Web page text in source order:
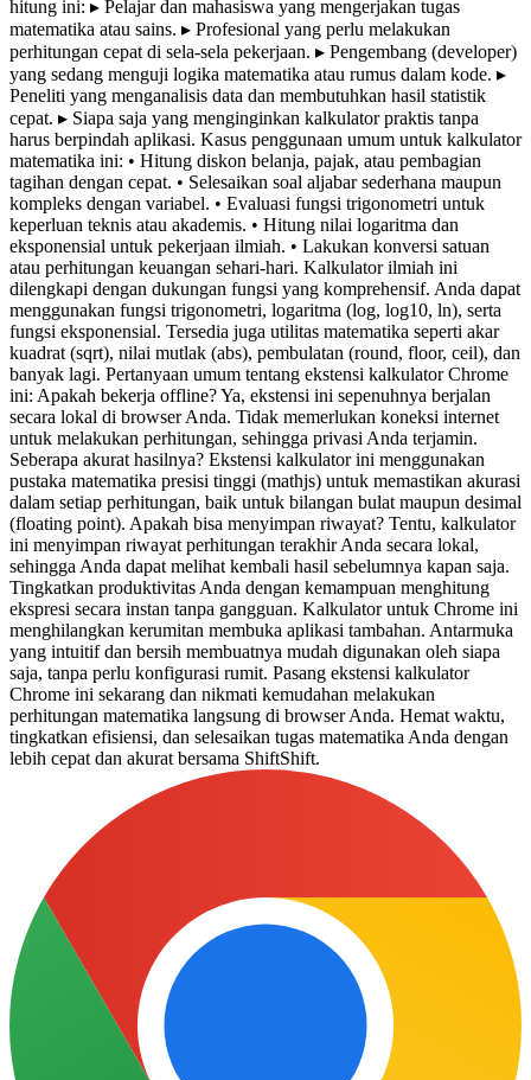
hitung ini: ▸ Pelajar dan mahasiswa yang mengerjakan tugas
matematika atau sains. ▸ Profesional yang perlu melakukan
perhitungan cepat di sela-sela pekerjaan. ▸ Pengembang (developer)
yang sedang menguji logika matematika atau rumus dalam kode. ▸
Peneliti yang menganalisis data dan membutuhkan hasil statistik
cepat. ▸ Siapa saja yang menginginkan kalkulator praktis tanpa
harus berpindah aplikasi. Kasus penggunaan umum untuk kalkulator
matematika ini: • Hitung diskon belanja, pajak, atau pembagian
tagihan dengan cepat. • Selesaikan soal aljabar sederhana maupun
kompleks dengan variabel. • Evaluasi fungsi trigonometri untuk
keperluan teknis atau akademis. • Hitung nilai logaritma dan
eksponensial untuk pekerjaan ilmiah. • Lakukan konversi satuan
atau perhitungan keuangan sehari-hari. Kalkulator ilmiah ini
dilengkapi dengan dukungan fungsi yang komprehensif. Anda dapat
menggunakan fungsi trigonometri, logaritma (log, log10, ln), serta
fungsi eksponensial. Tersedia juga utilitas matematika seperti akar
kuadrat (sqrt), nilai mutlak (abs), pembulatan (round, floor, ceil), dan
banyak lagi. Pertanyaan umum tentang ekstensi kalkulator Chrome
ini: Apakah bekerja offline? Ya, ekstensi ini sepenuhnya berjalan
secara lokal di browser Anda. Tidak memerlukan koneksi internet
untuk melakukan perhitungan, sehingga privasi Anda terjamin.
Seberapa akurat hasilnya? Ekstensi kalkulator ini menggunakan
pustaka matematika presisi tinggi (mathjs) untuk memastikan akurasi
dalam setiap perhitungan, baik untuk bilangan bulat maupun desimal
(floating point). Apakah bisa menyimpan riwayat? Tentu, kalkulator
ini menyimpan riwayat perhitungan terakhir Anda secara lokal,
sehingga Anda dapat melihat kembali hasil sebelumnya kapan saja.
Tingkatkan produktivitas Anda dengan kemampuan menghitung
ekspresi secara instan tanpa gangguan. Kalkulator untuk Chrome ini
menghilangkan kerumitan membuka aplikasi tambahan. Antarmuka
yang intuitif dan bersih membuatnya mudah digunakan oleh siapa
saja, tanpa perlu konfigurasi rumit. Pasang ekstensi kalkulator
Chrome ini sekarang dan nikmati kemudahan melakukan
perhitungan matematika langsung di browser Anda. Hemat waktu,
tingkatkan efisiensi, dan selesaikan tugas matematika Anda dengan
lebih cepat dan akurat bersama ShiftShift.